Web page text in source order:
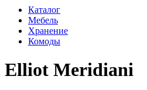
Каталог
Мебель
Хранение
Комоды
Elliot Meridiani